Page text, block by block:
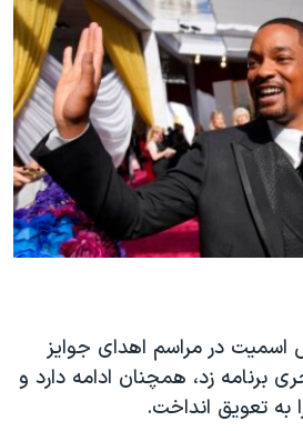
۲۰۲۴
اسرائیل
رهبری ایران
اسمیت در مراسم اهدای جوایز
برنامه زد، همچنان ادامه دارد و
به تعویق انداخت.